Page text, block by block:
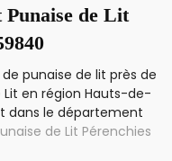
de Lit
punaise de lit près de
Lit en région Hauts-de-
dans le département
de Lit Pérenchies